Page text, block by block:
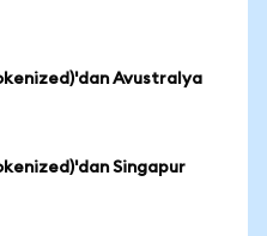
Avustralya
Singapur